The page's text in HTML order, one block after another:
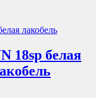
18sp белая